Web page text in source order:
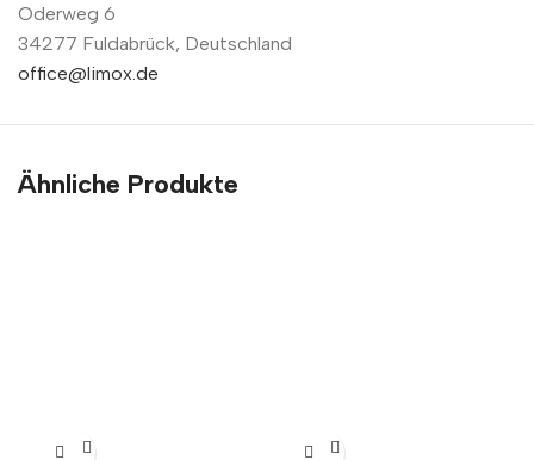
Oderweg 6
34277 Fuldabrück, Deutschland
office@limox.de
Ähnliche Produkte